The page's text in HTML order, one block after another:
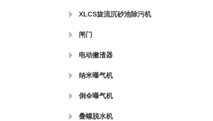
XLCS旋流沉砂池除污机
闸门
电动撇渣器
纳米曝气机
倒伞曝气机
叠螺脱水机